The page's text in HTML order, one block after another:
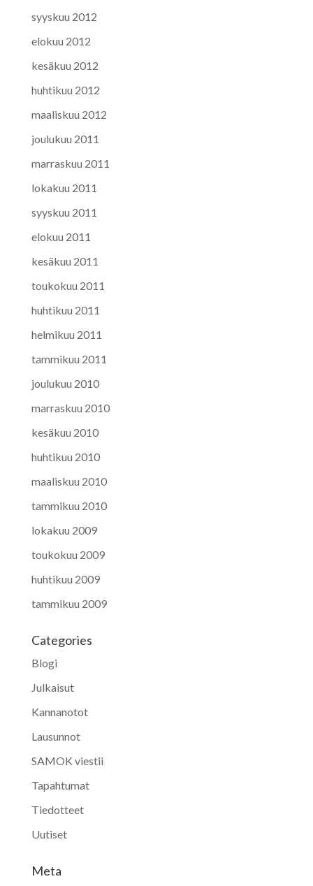
syyskuu 2012
elokuu 2012
kesäkuu 2012
huhtikuu 2012
maaliskuu 2012
joulukuu 2011
marraskuu 2011
lokakuu 2011
syyskuu 2011
elokuu 2011
kesäkuu 2011
toukokuu 2011
huhtikuu 2011
helmikuu 2011
tammikuu 2011
joulukuu 2010
marraskuu 2010
kesäkuu 2010
huhtikuu 2010
maaliskuu 2010
tammikuu 2010
lokakuu 2009
toukokuu 2009
huhtikuu 2009
tammikuu 2009
Categories
Blogi
Julkaisut
Kannanotot
Lausunnot
SAMOK viestii
Tapahtumat
Tiedotteet
Uutiset
Meta